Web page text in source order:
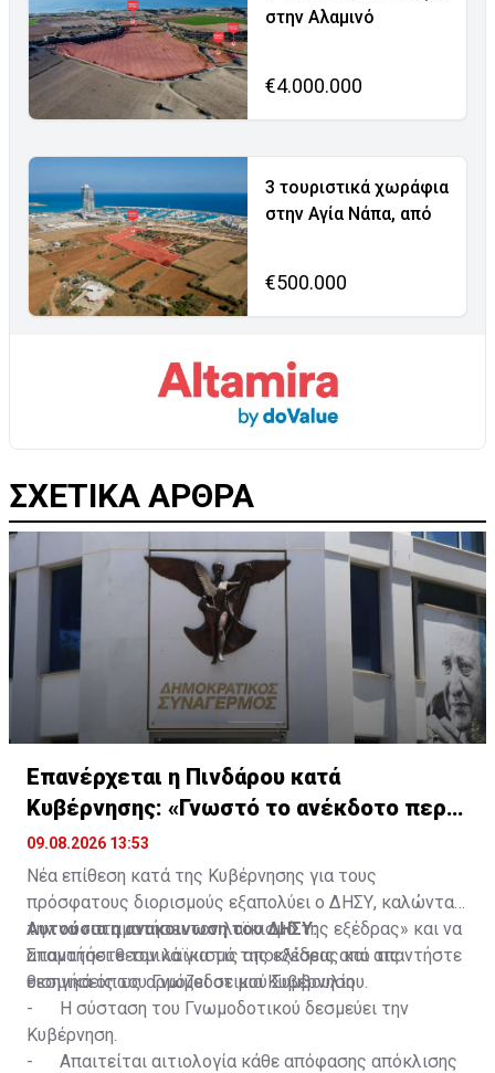
στην Αλαμινό
€4.000.000
3 τουριστικά χωράφια
στην Αγία Νάπα, από
€500.000
ΣΧΕΤΙΚΑ ΑΡΘΡΑ
Επανέρχεται η Πινδάρου κατά
Κυβέρνησης: «Γνωστό το ανέκδοτο περι
ΔΗΣΑΚΕΛ»
09.08.2026 13:53
Νέα επίθεση κατά της Κυβέρνησης για τους
πρόσφατους διορισμούς εξαπολύει ο ΔΗΣΥ, καλώντας
την να «σταματήσει τον λαϊκισμό της εξέδρας» και να
απαντήσει θεσμικά για τις αποκλίσεις από τις
εισηγήσεις του Γνωμοδοτικού Συμβουλίου.
Αυτούσια η ανακοινωση του ΔΗΣΥ:
Σταματήστε τον λαϊκισμό της εξέδρας και απαντήστε
θεσμικά όπως αρμόζει σε μια Κυβέρνηση
- Η σύσταση του Γνωμοδοτικού δεσμεύει την
Κυβέρνηση.
- Απαιτείται αιτιολογία κάθε απόφασης απόκλισης